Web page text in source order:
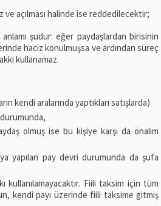
ve açılması halinde ise reddedilecektir;
şudur: eğer paydaşlardan birisinin
haciz konulmuşsa ve ardından süreç
kullanamaz.
kendi aralarında yaptıkları satışlarda)
olmuş ise bu kişiye karşı da önalım
yapılan pay devri durumunda da şufa
kullanılamayacaktır. Fiili taksim için tüm
kendi payı üzerinde fiili taksime gitmiş